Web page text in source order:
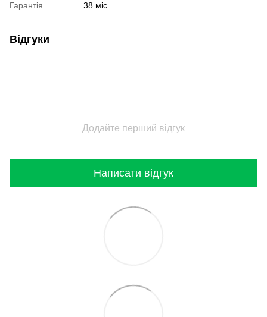
Гарантія
38 міс.
Відгуки
Додайте перший відгук
Написати відгук